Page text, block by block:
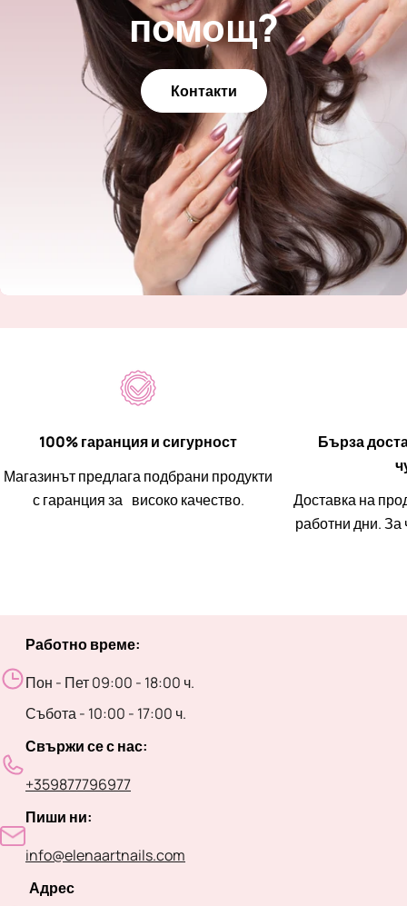
помощ?
Контакти
100% гаранция и сигурност
Магазинът предлага подбрани продукти
с гаранция за високо качество.
Бърза
Доставка на
работни дни. За
Работно време:
Пон - Пет 09:00 - 18:00 ч.
Събота - 10:00 - 17:00 ч.
Свържи се с нас:
+359877796977
Пиши ни:
info@elenaartnails.com
Адрес